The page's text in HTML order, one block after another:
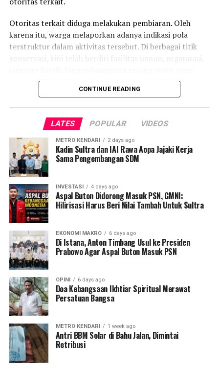
Editor : Tam
Post Views: 5,538
Otoritas terkait diduga melakukan pembiaran. Oleh
karena itu, warga melaporkan adanya indikasi pola
terstruktur dalam aktivitas tersebut. Di berbagai titik
konservasi, kini telah berdiri fasilitas umum, organisasi,
dianggap dilarang di kawasan lindung.
beberapa kabupaten. Di Kolaka Timur, tepatnya Desa
Bou dan Desa Awiu, melaporkan adanya pembukaan
lahan luas serta pembangunan fasilitas pemerintah
menggunakan anggaran negara. Sementara di
Kabupaten Bombana, aktivitas ilegal mencakup
percetakan sawah hingga perkebunan sawit dan
cengkeh yang diperkirakan mencapai ribuan hektare.
Kondisi ini memicu kritik keras, terutama terkait dengan
asas keadilan hukum bagi warga setempat. Kamarudin,
warga Desa Tatangga, mengungkapkan kekecewaannya,
warga lokal justru diancam pidana saat mengajukan izin
pinjam pakai lahan untuk kebutuhan ketahanan pangan.
“Yang kami minta hanya lahan untuk sawah, itu pun
sifatnya pinjam pakai. Tapi justru kami diancam akan
dipidana,” ujarnya, Jumat, 24 April 2026.
rencana pengerahan aparat penegak hukum.
“Disebutkan akan melibatkan anggota Reskrim untuk
memproses warga jika tetap membuka lahan,”
CONTINUE READING
LATES POPULAR VIDEOS
METRO KENDARI 2 days ago
Kadin Sultra dan IAI Rawa Aopa Jajaki Kerja
Sama Pengembangan SDM
INVESTASI 4 days ago
Aspal Buton Didorong Masuk PSN, GMNI:
Hilirisasi Harus Beri Nilai Tambah Untuk Sultra
EKONOMI MAKRO 6 days ago
Di Istana, Anton Timbang Usul ke Presiden
Prabowo Agar Aspal Buton Masuk PSN
OPINI 6 days ago
Doa Kebangsaan Ikhtiar Spiritual Merawat
Persatuan Bangsa
METRO KENDARI 1 week ago
Antri BBM Solar di Bahu Jalan, Dimintai
Retribusi